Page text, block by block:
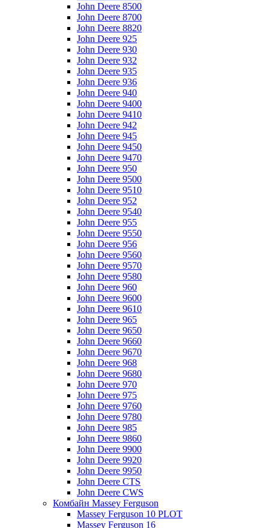
John Deere 8500
John Deere 8700
John Deere 8820
John Deere 925
John Deere 930
John Deere 932
John Deere 935
John Deere 936
John Deere 940
John Deere 9400
John Deere 9410
John Deere 942
John Deere 945
John Deere 9450
John Deere 9470
John Deere 950
John Deere 9500
John Deere 9510
John Deere 952
John Deere 9540
John Deere 955
John Deere 9550
John Deere 956
John Deere 9560
John Deere 9570
John Deere 9580
John Deere 960
John Deere 9600
John Deere 9610
John Deere 965
John Deere 9650
John Deere 9660
John Deere 9670
John Deere 968
John Deere 9680
John Deere 970
John Deere 975
John Deere 9760
John Deere 9780
John Deere 985
John Deere 9860
John Deere 9900
John Deere 9920
John Deere 9950
John Deere CTS
John Deere CWS
Комбайн Massey Ferguson
Massey Ferguson 10 PLOT
Massey Ferguson 16